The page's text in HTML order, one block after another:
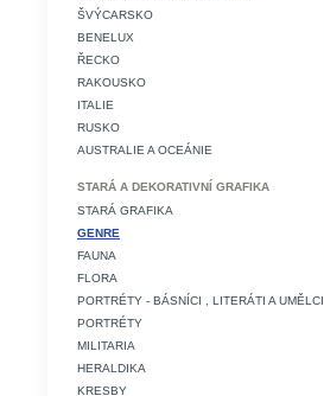
ŠVÝCARSKO
BENELUX
ŘECKO
RAKOUSKO
ITALIE
RUSKO
AUSTRALIE A OCEÁNIE
STARÁ A DEKORATIVNÍ GRAFIKA
STARÁ GRAFIKA
GENRE
FAUNA
FLORA
PORTRÉTY - BÁSNÍCI , LITERÁTI A UMĚLCI
PORTRÉTY
MILITARIA
HERALDIKA
KRESBY